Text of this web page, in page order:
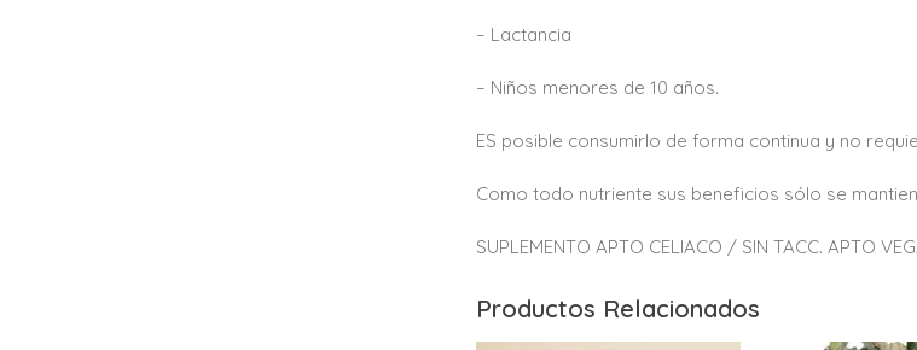
– Lactancia
– Niños menores de 10 años.
ES posible consumirlo de forma continua y no
Como todo nutriente sus beneficios sólo se
SUPLEMENTO APTO CELIACO / SIN TACC. APTO
Productos Relacionados